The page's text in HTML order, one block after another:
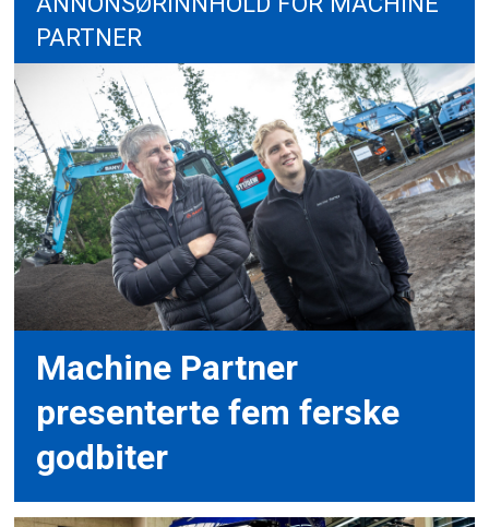
PARTNER
Machine Partner
presenterte fem ferske
godbiter